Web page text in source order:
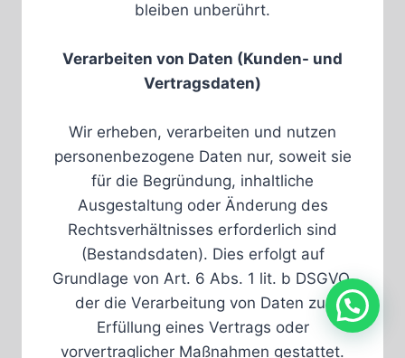
bleiben unberührt.
Verarbeiten von Daten (Kunden- und
Vertragsdaten)
Wir erheben, verarbeiten und nutzen
personenbezogene Daten nur, soweit sie
für die Begründung, inhaltliche
Ausgestaltung oder Änderung des
Rechtsverhältnisses erforderlich sind
(Bestandsdaten). Dies erfolgt auf
Grundlage von Art. 6 Abs. 1 lit. b DSGVO,
der die Verarbeitung von Daten zur
Erfüllung eines Vertrags oder
vorvertraglicher Maßnahmen gestattet.